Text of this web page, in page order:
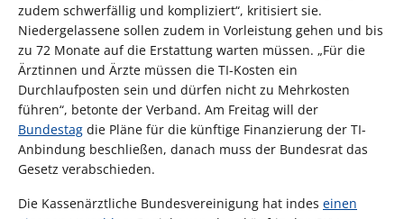
zudem schwerfällig und kompliziert“, kritisiert sie.
Niedergelassene sollen zudem in Vorleistung gehen und bis
zu 72 Monate auf die Erstattung warten müssen. „Für die
Ärztinnen und Ärzte müssen die TI-Kosten ein
Durchlaufposten sein und dürfen nicht zu Mehrkosten
führen“, betonte der Verband. Am Freitag will der
Bundestag die Pläne für die künftige Finanzierung der TI-
Anbindung beschließen, danach muss der Bundesrat das
Gesetz verabschieden.
Die Kassenärztliche Bundesvereinigung hat indes einen